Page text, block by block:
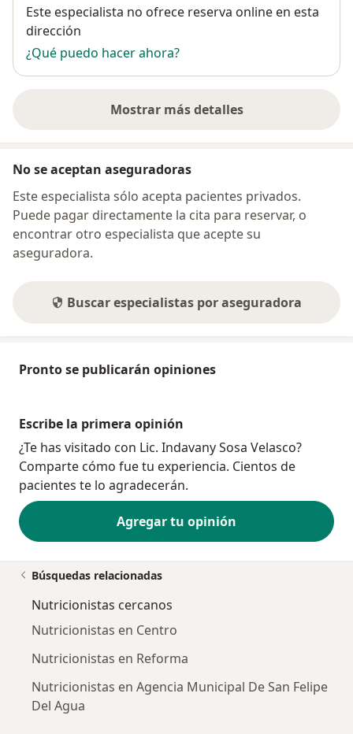
Disponibilidad
Este especialista no ofrece reserva online en esta
dirección
¿Qué puedo hacer ahora?
Mostrar más detalles
sobre la dirección
No se aceptan aseguradoras
Este especialista sólo acepta pacientes privados.
Puede pagar directamente la cita para reservar, o
encontrar otro especialista que acepte su
aseguradora.
Buscar especialistas por aseguradora
Pronto se publicarán opiniones
Escribe la primera opinión
¿Te has visitado con Lic. Indavany Sosa Velasco?
Comparte cómo fue tu experiencia. Cientos de
pacientes te lo agradecerán.
Agregar tu opinión
Búsquedas relacionadas
Nutricionistas cercanos
Nutricionistas en Centro
Nutricionistas en Reforma
Nutricionistas en Agencia Municipal De San Felipe
Del Agua